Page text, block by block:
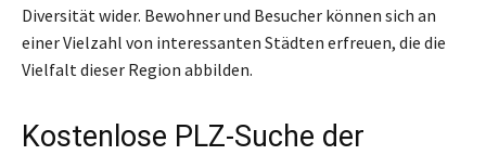
Diversität wider. Bewohner und Besucher können sich an
einer Vielzahl von interessanten Städten erfreuen, die die
Vielfalt dieser Region abbilden.
Kostenlose PLZ-Suche der